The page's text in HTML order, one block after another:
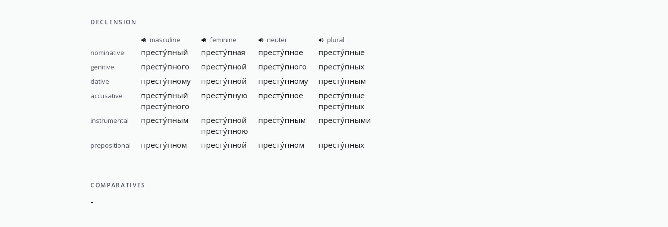
DECLENSION
masculine feminine neuter
plural
nominative
престу́пный престу́пная престу́пное престу́пные
genitive престу́пного престу́пной престу́пного престу́пных
dative престу́пному престу́пной престу́пному престу́пным
accusative
престу́пный
престу́пного
престу́пную престу́пное
престу́пные
престу́пных
instrumental престу́пным
престу́пной
престу́пною
престу́пным престу́пными
prepositional престу́пном престу́пной престу́пном престу́пных
COMPARATIVES
-